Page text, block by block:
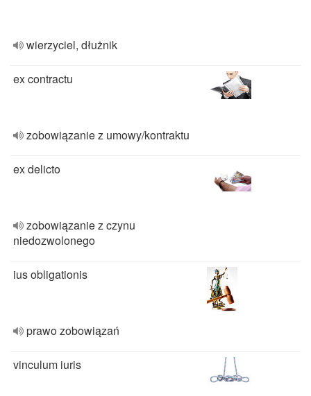
wierzyciel, dłużnik
ex contractu
zobowiązanie z umowy/kontraktu
ex delicto
zobowiązanie z czynu
niedozwolonego
ius obligationis
prawo zobowiązań
vinculum iuris